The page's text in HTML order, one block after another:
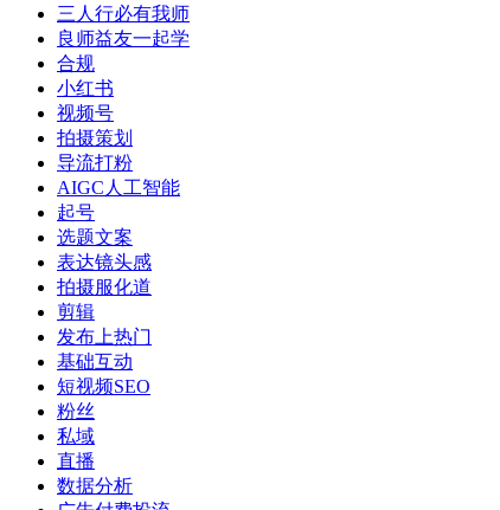
三人行必有我师
良师益友一起学
合规
小红书
视频号
拍摄策划
导流打粉
AIGC人工智能
起号
选题文案
表达镜头感
拍摄服化道
剪辑
发布上热门
基础互动
短视频SEO
粉丝
私域
直播
数据分析